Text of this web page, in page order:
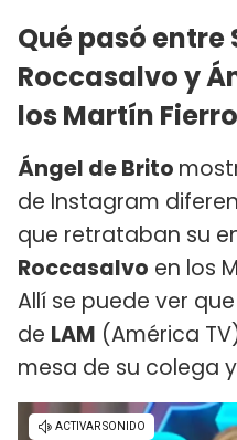
Qué pasó entre
Roccasalvo y
los Martín
Ángel de Brito
de Instagram
que retrataban su
Roccasalvo en los
Allí se puede ver
de LAM (América
mesa de su colega